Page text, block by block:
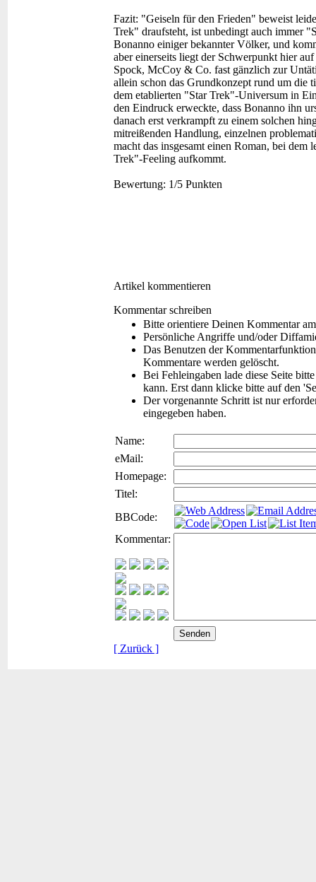
Fazit: "Geiseln für den Frieden" beweist
Trek" draufsteht, ist unbedingt auch immer
Bonanno einiger bekannter Völker, und
aber einerseits liegt der Schwerpunkt hier
Spock, McCoy & Co. fast gänzlich zur
allein schon das Grundkonzept rund um die
dem etablierten "Star Trek"-Universum in
den Eindruck erweckte, dass Bonanno ihn
danach erst verkrampft zu einem solchen
mitreißenden Handlung, einzelnen
macht das insgesamt einen Roman, bei dem
Trek"-Feeling aufkommt.
Bewertung: 1/5 Punkten
Artikel kommentieren
Kommentar schreiben
Bitte orientiere Deinen Kommentar
Persönliche Angriffe und/oder
Das Benutzen der
Kommentare werden gelöscht.
Bei Fehleingaben lade diese Seite
kann. Erst dann klicke bitte auf den
Der vorgenannte Schritt ist nur
eingegeben haben.
Name:
eMail:
Homepage:
Titel:
BBCode:
Kommentar:
[ Zurück ]